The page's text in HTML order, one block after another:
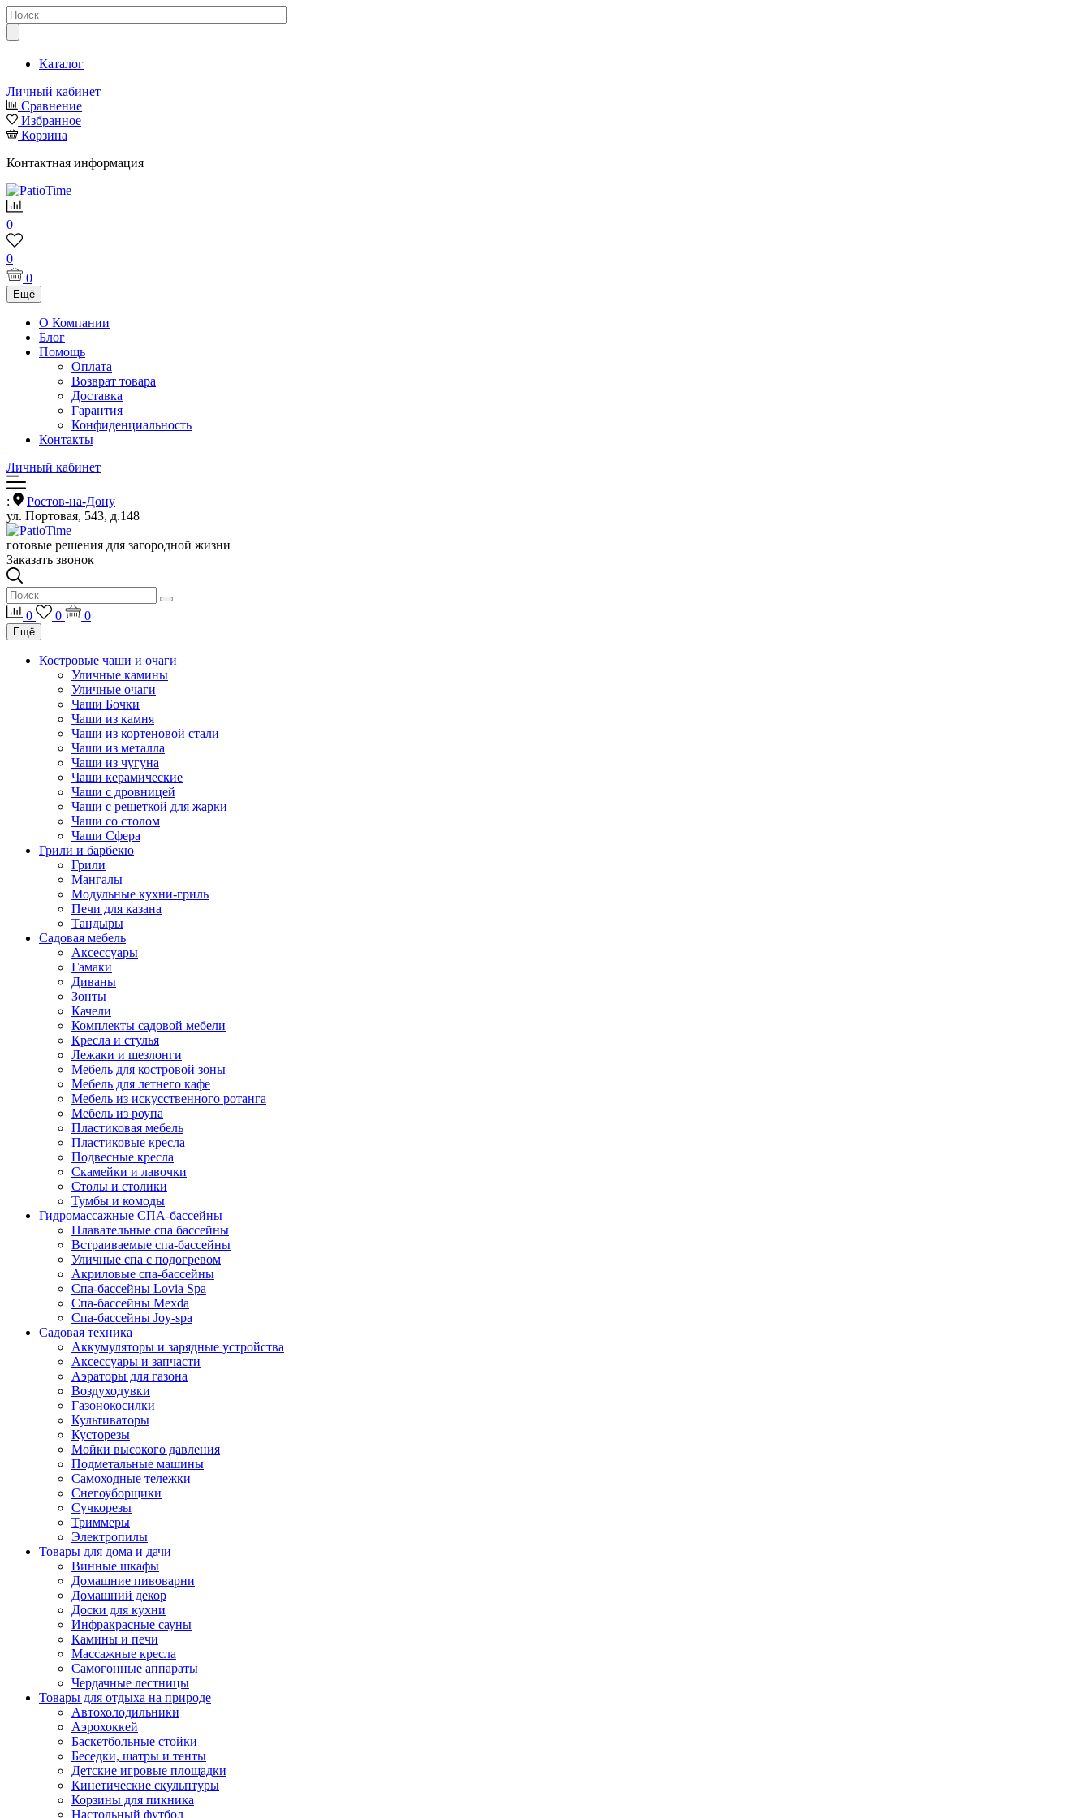
Каталог
Личный кабинет
Сравнение
Избранное
Корзина
Контактная информация
0
0
0
Ещё
О Компании
Блог
Помощь
Оплата
Возврат товара
Доставка
Гарантия
Конфиденциальность
Контакты
Личный кабинет
:
Ростов-на-Дону
ул. Портовая, 543, д.148
готовые решения для загородной жизни
Заказать звонок
0 0 0
Ещё
Костровые чаши и очаги
Уличные камины
Уличные очаги
Чаши Бочки
Чаши из камня
Чаши из кортеновой стали
Чаши из металла
Чаши из чугуна
Чаши керамические
Чаши с дровницей
Чаши с решеткой для жарки
Чаши со столом
Чаши Сфера
Грили и барбекю
Грили
Мангалы
Модульные кухни-гриль
Печи для казана
Тандыры
Садовая мебель
Аксессуары
Гамаки
Диваны
Зонты
Качели
Комплекты садовой мебели
Кресла и стулья
Лежаки и шезлонги
Мебель для костровой зоны
Мебель для летнего кафе
Мебель из искусственного ротанга
Мебель из роупа
Пластиковая мебель
Пластиковые кресла
Подвесные кресла
Скамейки и лавочки
Столы и столики
Тумбы и комоды
Гидромассажные СПА-бассейны
Плавательные спа бассейны
Встраиваемые спа-бассейны
Уличные спа с подогревом
Акриловые спа-бассейны
Спа-бассейны Lovia Spa
Спа-бассейны Mexda
Спа-бассейны Joy-spa
Садовая техника
Аккумуляторы и зарядные устройства
Аксессуары и запчасти
Аэраторы для газона
Воздуходувки
Газонокосилки
Культиваторы
Кусторезы
Мойки высокого давления
Подметальные машины
Самоходные тележки
Снегоуборщики
Сучкорезы
Триммеры
Электропилы
Товары для дома и дачи
Винные шкафы
Домашние пивоварни
Домашний декор
Доски для кухни
Инфракрасные сауны
Камины и печи
Массажные кресла
Самогонные аппараты
Чердачные лестницы
Товары для отдыха на природе
Автохолодильники
Аэрохоккей
Баскетбольные стойки
Беседки, шатры и тенты
Детские игровые площадки
Кинетические скульптуры
Корзины для пикника
Настольный футбол